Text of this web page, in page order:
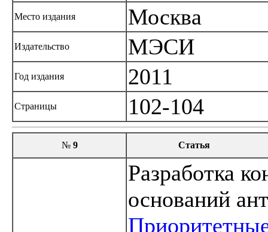
Место издания Москва
Издательство МЭСИ
Год издания 2011
Страницы 102-104
№ 9 Статья
Разработка
оснований